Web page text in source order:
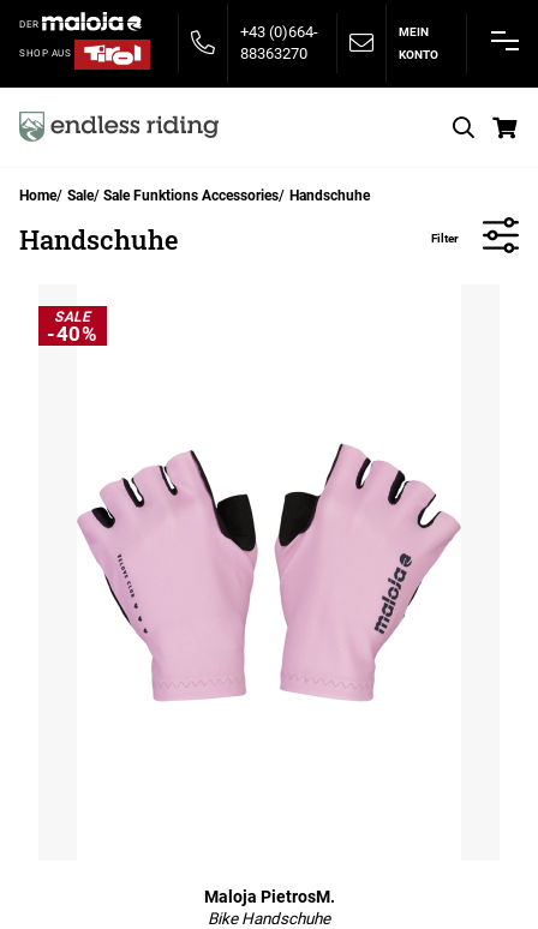
DER
SHOP AUS
+43 (0)664-
88363270
MEIN
KONTO
Home Sale Sale Funktions Accessories Handschuhe
Handschuhe Filter
SALE
-40%
Maloja PietrosM.
Bike Handschuhe